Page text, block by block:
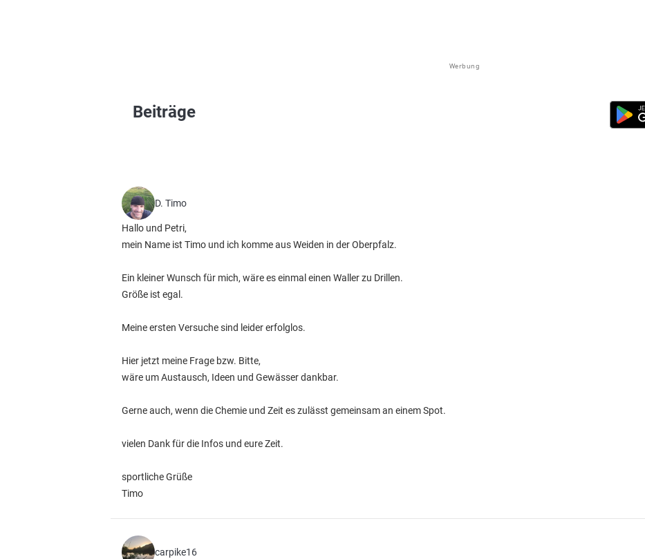
Werbung
Beiträge
D. Timo
Hallo und Petri,
mein Name ist Timo und ich komme aus Weiden in der Oberpfalz.
Ein kleiner Wunsch für mich, wäre es einmal einen Waller zu Drillen.
Größe ist egal.
Meine ersten Versuche sind leider erfolglos.
Hier jetzt meine Frage bzw. Bitte,
wäre um Austausch, Ideen und Gewässer dankbar.
Gerne auch, wenn die Chemie und Zeit es zulässt gemeinsam an einem Spot.
vielen Dank für die Infos und eure Zeit.
sportliche Grüße
Timo
carpike16